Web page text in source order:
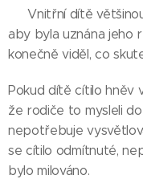
👉 Vnitřní dítě
aby byla uznána jeho
konečně viděl, co
Pokud dítě cítilo hněv
že rodiče to mysleli
nepotřebuje
se cítilo odmítnuté,
bylo milováno.